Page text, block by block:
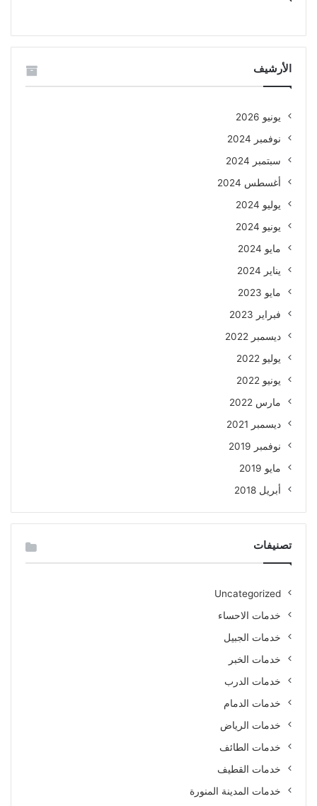
الأرشيف
يونيو 2026
نوفمبر 2024
سبتمبر 2024
أغسطس 2024
يوليو 2024
يونيو 2024
مايو 2024
يناير 2024
مايو 2023
فبراير 2023
ديسمبر 2022
يوليو 2022
يونيو 2022
مارس 2022
ديسمبر 2021
نوفمبر 2019
مايو 2019
أبريل 2018
تصنيفات
Uncategorized
خدمات الاحساء
خدمات الجبيل
خدمات الخبر
خدمات الدرب
خدمات الدمام
خدمات الرياض
خدمات الطائف
خدمات القطيف
خدمات المدينة المنورة